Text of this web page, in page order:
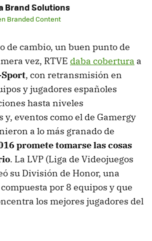
Brand Solutions
Branded Content
de cambio, un buen punto de
vez, RTVE daba cobertura a
, con retransmisión en
y jugadores españoles
hasta niveles
eventos como el de Gamergy
a lo más granado de
promete tomarse las cosas
. La LVP (Liga de Videojuegos
su División de Honor, una
compuesta por 8 equipos y que
los mejores jugadores del